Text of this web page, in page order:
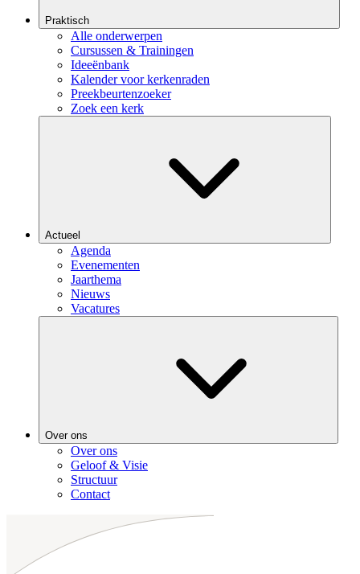
Praktisch
Alle onderwerpen
Cursussen & Trainingen
Ideeënbank
Kalender voor kerkenraden
Preekbeurtenzoeker
Zoek een kerk
Actueel
Agenda
Evenementen
Jaarthema
Nieuws
Vacatures
Over ons
Over ons
Geloof & Visie
Structuur
Contact